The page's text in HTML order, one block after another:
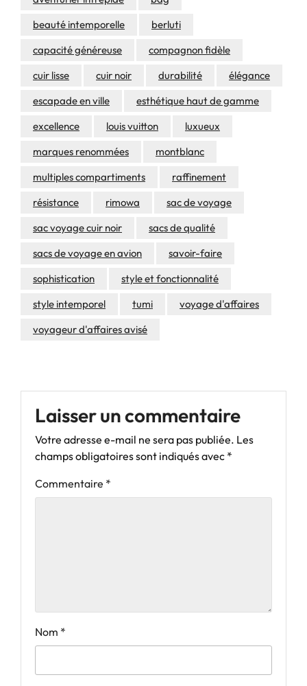
beauté intemporelle
berluti
capacité généreuse
compagnon fidèle
cuir lisse
cuir noir durabilité
élégance
escapade en ville
esthétique haut de gamme
excellence
louis vuitton
luxueux
marques renommées
montblanc
multiples compartiments
raffinement
résistance
rimowa
sac de voyage
sac voyage cuir noir
sacs de qualité
sacs de voyage en avion
savoir-faire
sophistication
style et fonctionnalité
style intemporel
tumi
voyage d'affaires
voyageur d'affaires avisé
Laisser un commentaire
Votre adresse e-mail ne sera pas publiée. Les
champs obligatoires sont indiqués avec *
Commentaire *
Nom *